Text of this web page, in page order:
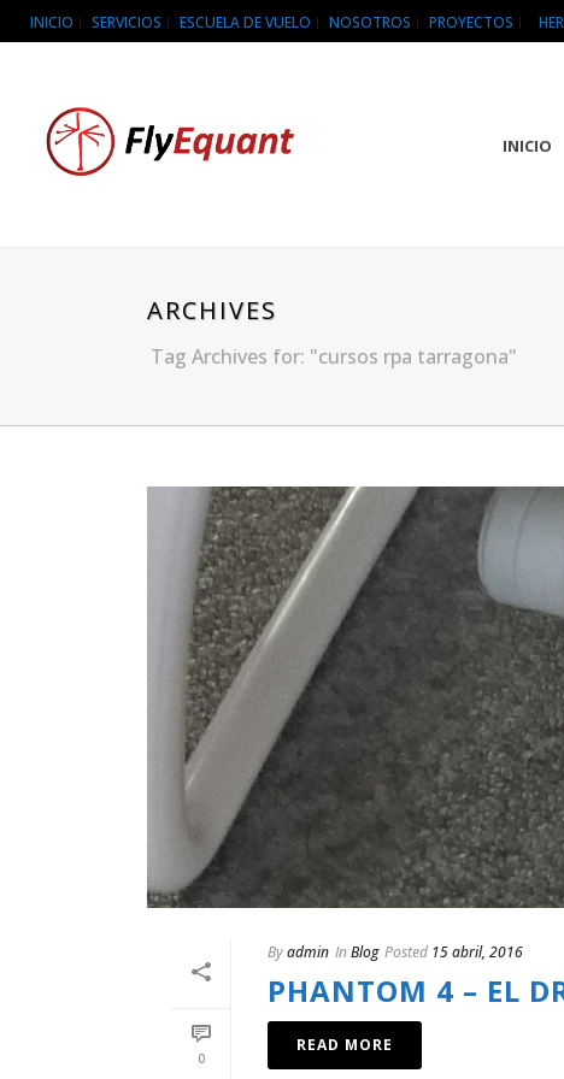
INICIO SERVICIOS ESCUELA DE VUELO NOSOTROS PROYECTOS
INICIO
ARCHIVES
Tag Archives for: "cursos rpa tarragona"
0
Byadmin InBlog Posted 15 abril, 2016
PHANTOM 4 – EL
READ MORE